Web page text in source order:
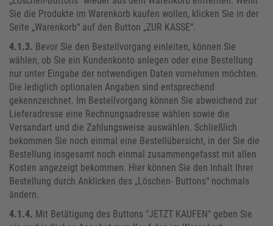
Sie die Produkte im Warenkorb kaufen wollen, klicken Sie in der
Seite „Warenkorb“ auf den Button „ZUR KASSE“.
4.1.3. Bevor Sie den Bestellvorgang einleiten, können Sie
wählen, ob Sie ein Kundenkonto anlegen oder eine Bestellung
nur unter Eingabe der notwendigen Daten vornehmen möchten.
Die lediglich optionalen Angaben sind entsprechend
gekennzeichnet. Im Bestellvorgang können Sie abweichend zur
Lieferadresse eine Rechnungsadresse wählen sowie die
Versandart und die Zahlungsweise auswählen. Schließlich
bekommen Sie noch einmal eine Bestellübersicht, in der Sie die
Bestellung insgesamt noch einmal zusammengefasst mit allen
Kosten angezeigt bekommen. Hier können Sie den Inhalt Ihrer
Bestellung durch Anklicken des „Löschen- Buttons“ nochmals
ändern.
4.1.4. Mit Betätigung des Buttons "JETZT KAUFEN" geben Sie